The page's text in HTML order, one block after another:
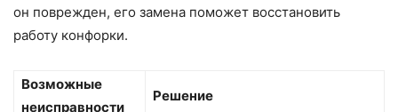
он поврежден, его замена поможет восстановить
работу конфорки.
Возможные
неисправности
Решение